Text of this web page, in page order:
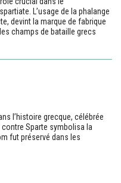
L’usage de la phalange
devint la marque de fabrique
champs de bataille grecs
l’histoire grecque, célébrée
Sparte symbolisa la
fut préservé dans les